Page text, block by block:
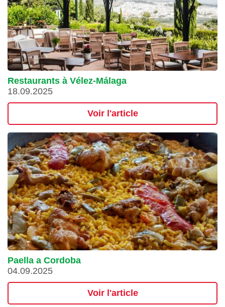
Restaurants à Vélez-Málaga
18.09.2025
Voir l'article
Paella a Cordoba
04.09.2025
Voir l'article